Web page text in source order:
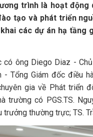
trình là hoạt
tạo và phát triển
các dự án hạ
có ông Diego Diaz -
- Tổng Giám đốc điều
gia về Phát triển
trường có PGS.TS.
trưởng thường trực; TS.